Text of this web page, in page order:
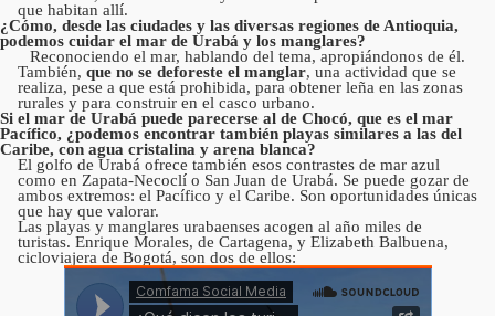
que habitan allí.
¿Cómo, desde las ciudades y las diversas regiones de Antioquia,
podemos cuidar el mar de Urabá y los manglares?
Reconociendo el mar, hablando del tema, apropiándonos de él.
También, que no se deforeste el manglar, una actividad que se
realiza, pese a que está prohibida, para obtener leña en las zonas
rurales y para construir en el casco urbano.
Si el mar de Urabá puede parecerse al de Chocó, que es el mar
Pacífico, ¿podemos encontrar también playas similares a las del
Caribe, con agua cristalina y arena blanca?
El golfo de Urabá ofrece también esos contrastes de mar azul
como en Zapata-Necoclí o San Juan de Urabá. Se puede gozar de
ambos extremos: el Pacífico y el Caribe. Son oportunidades únicas
que hay que valorar.
Las playas y manglares urabaenses acogen al año miles de
turistas. Enrique Morales, de Cartagena, y Elizabeth Balbuena,
cicloviajera de Bogotá, son dos de ellos: